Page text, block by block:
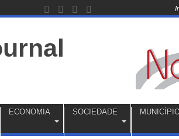
ECONOMIA SOCIEDADE